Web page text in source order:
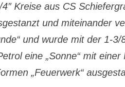
Kreise aus CS
und miteinander
und wurde mit der 1-
eine „Sonne“ mit
„Feuerwerk“